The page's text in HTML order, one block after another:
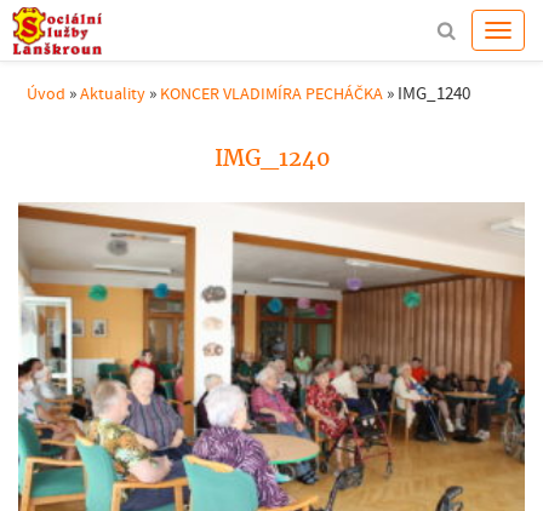
Úvod »Aktuality » KONCER VLADIMÍRA PECHÁČKA » IMG_1240
IMG_1240